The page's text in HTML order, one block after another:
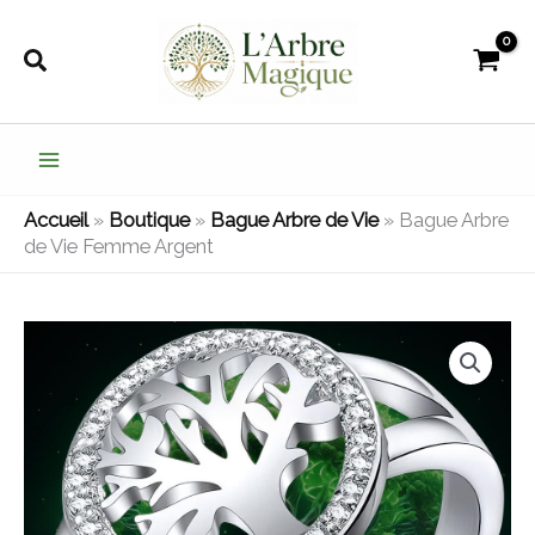
Rechercher
Accueil» Boutique» Bague Arbre de Vie» Bague Arbre
de Vie Femme Argent
Bague
Arbre